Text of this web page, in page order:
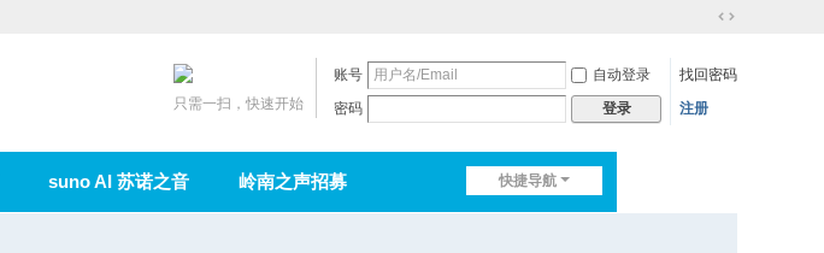
到
账号 自动登录
找回密码
密码
登录 注册
只需一扫，快速开始
快捷导航
suno AI 苏诺之音 岭南之声招募